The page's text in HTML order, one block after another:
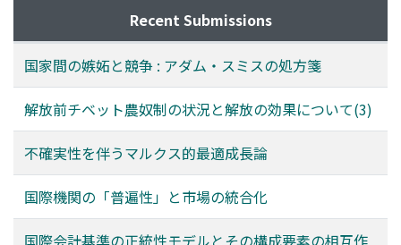
Recent Submissions
国家間の嫉妬と競争 : アダム・スミスの処方箋
解放前チベット農奴制の状況と解放の効果について(3)
不確実性を伴うマルクス的最適成長論
国際機関の「普遍性」と市場の統合化
国際会計基準の正統性モデルとその構成要素の相互作